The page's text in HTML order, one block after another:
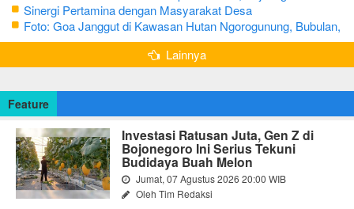
Sinergi Pertamina dengan Masyarakat Desa
Foto: Goa Janggut di Kawasan Hutan Ngorogunung, Bubulan,
Bojonegoro
Lainnya
Feature
Investasi Ratusan Juta, Gen Z di
Bojonegoro Ini Serius Tekuni
Budidaya Buah Melon
Jumat, 07 Agustus 2026 20:00 WIB
Oleh Tim Redaksi